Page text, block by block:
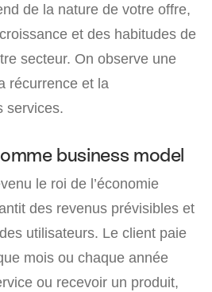
de la nature de votre offre,
et des habitudes de
secteur. On observe une
récurrence et la
services.
business model
le roi de l’économie
des revenus prévisibles et
utilisateurs. Le client paie
mois ou chaque année
ou recevoir un produit,